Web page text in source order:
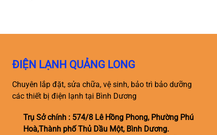
ĐIỆN LẠNH QUẢNG LONG
Chuyên lắp đặt, sửa chữa, vệ sinh, bảo trì bảo dưỡng
các thiết bị điện lạnh tại Bình Dương
Trụ Sở chính : 574/8 Lê Hồng Phong, Phường Phú
Hoà,Thành phố Thủ Dầu Một, Bình Dương.